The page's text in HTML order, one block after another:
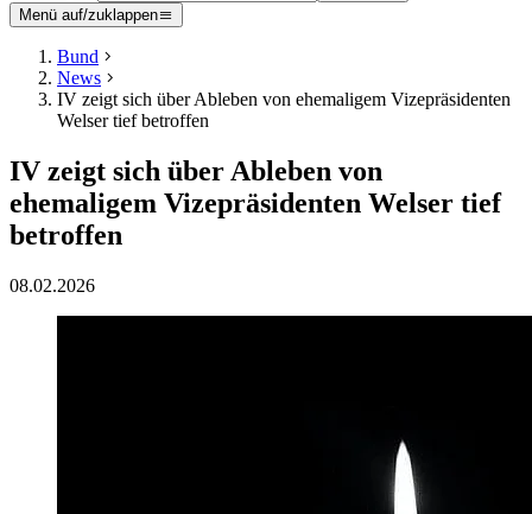
Menü auf/zuklappen
Bund
News
IV zeigt sich über Ableben von ehemaligem Vizepräsidenten
Welser tief betroffen
IV zeigt sich über Ableben von
ehemaligem Vizepräsidenten Welser tief
betroffen
08.02.2026